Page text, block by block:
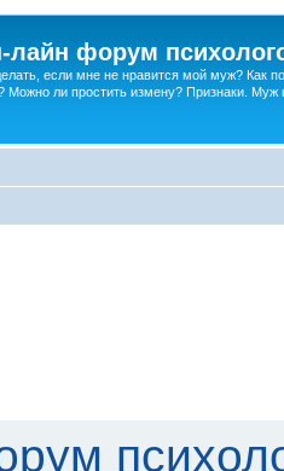
лайн форум
если мне не нравится мой муж? Как
Можно ли простить измену? Признаки. Муж